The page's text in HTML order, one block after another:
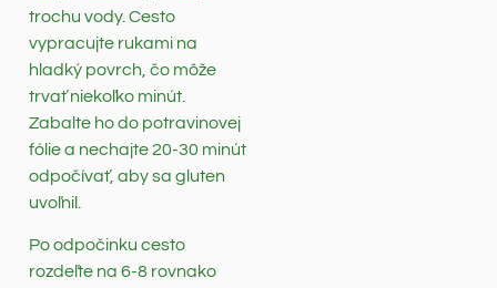
trochu vody. Cesto
vypracujte rukami na
hladký povrch, čo môže
trvať niekoľko minút.
Zabalte ho do potravinovej
fólie a nechajte 20-30 minút
odpočívať, aby sa gluten
uvoľnil.
Po odpočinku cesto
rozdeľte na 6-8 rovnako